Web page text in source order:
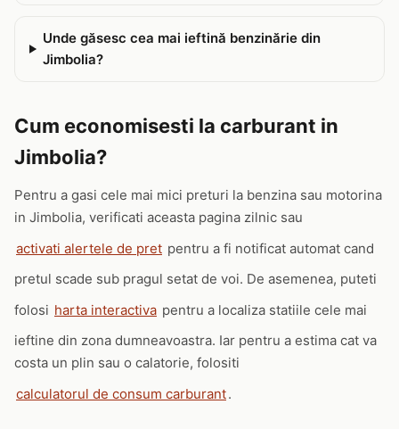
Unde găsesc cea mai ieftină benzinărie din
Jimbolia?
Cum economisesti la carburant in
Jimbolia?
Pentru a gasi cele mai mici preturi la benzina sau motorina
in Jimbolia, verificati aceasta pagina zilnic sau
activati alertele de pret pentru a fi notificat automat cand
pretul scade sub pragul setat de voi. De asemenea, puteti
folosi harta interactiva pentru a localiza statiile cele mai
ieftine din zona dumneavoastra. Iar pentru a estima cat va
costa un plin sau o calatorie, folositi
calculatorul de consum carburant.